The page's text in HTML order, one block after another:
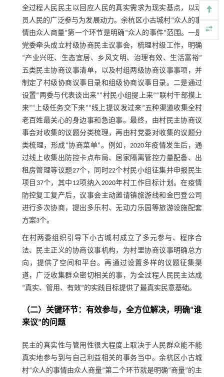
全过程人民民主以回应人民的真实需求为现实基点，以动
员人民的广泛参与为发展动力。余杭区小古城村“众人的事
情由众人商量”第一个环节是明确“众人的事件”范围。一是
党委牵头成立村级协商民主议事会，梳理村级工作，明确
“产业兴旺、生态宜居、乡风文明、治理有效、生活富裕”
五类民主协商议事清单，以及村组两级协商议事事项，并
制定了村级协商议事目录和组级协商议事目录。二是通过
设置“两委与代表谈出来”“村民小组提上来”“联村干部摸上
来”“上级任务交下来”“线上提议发过来”五种渠道收集全村
老百姓最关心的身边事和急迫事。最终，由村民主协商议
事会对收集的议题分类梳理，再由村党委对收集的议题分
类梳理，形成“协商菜单”。例如，2020年疫情发生后，通
过线上收集出防控卡点布局、居家隔离管控力量配备、出
租房管理等议题27个，同时22个村民小组征集并申报民生
项目37个，其中12项纳入2020年村工作目标计划。在疫情
防控复工复产后，议事会主动邀请镇旅游线和金巴登公司
进行多次协商，提出多乐村、无动力乐园等旅游设施配套
方案3个。
在村两委组织引导下小古城村成立了多元参与、程序合
法、民主正义的协商议事机构，为村里协商议事明确总方
向，提供了空间和平台。再通过设置多样的议题征集渠
道，广泛收集群众密切相关的事，为全过程人民民主达成
“真实、管用、有效”的实践目标提供了最真实民意基础。
（二）关键环节：有效参与，全方位解决，明确“谁
来议”的问题
民主的真实性与管用性很大程度上取决于人民群众能不能
真实地参与到与自己利益相关的事务当中。余杭区小古城
村“众人的事情由众人商量”第二个环节就是明确“商量”的主